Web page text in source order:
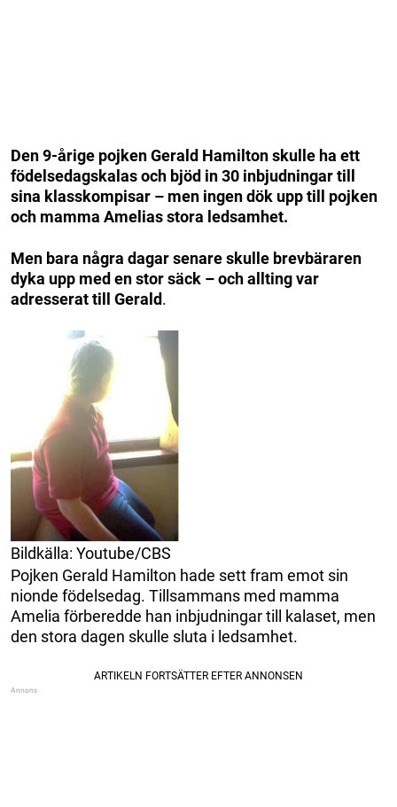
Den 9-årige pojken Gerald Hamilton skulle ha ett
födelsedagskalas och bjöd in 30 inbjudningar till
sina klasskompisar – men ingen dök upp till pojken
och mamma Amelias stora ledsamhet.
Men bara några dagar senare skulle brevbäraren
dyka upp med en stor säck – och allting var
adresserat till Gerald.
Bildkälla: Youtube/CBS
Pojken Gerald Hamilton hade sett fram emot sin
nionde födelsedag. Tillsammans med mamma
Amelia förberedde han inbjudningar till kalaset, men
den stora dagen skulle sluta i ledsamhet.